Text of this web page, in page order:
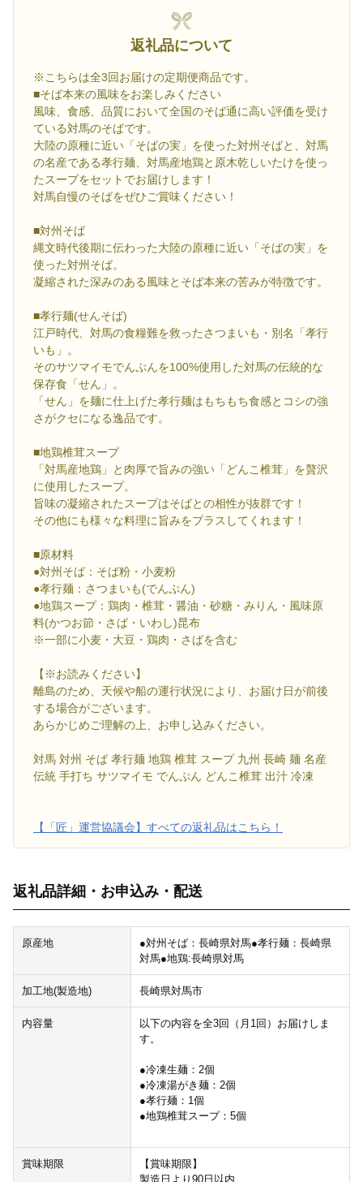
返礼品について
※こちらは全3回お届けの定期便商品です。
■そば本来の風味をお楽しみください
風味、食感、品質において全国のそば通に高い評価を受け
ている対馬のそばです。
大陸の原種に近い「そばの実」を使った対州そばと、対馬
の名産である孝行麺、対馬産地鶏と原木乾しいたけを使っ
たスープをセットでお届けします！
対馬自慢のそばをぜひご賞味ください！
■対州そば
縄文時代後期に伝わった大陸の原種に近い「そばの実」を
使った対州そば。
凝縮された深みのある風味とそば本来の苦みが特徴です。
■孝行麺(せんそば)
江戸時代、対馬の食糧難を救ったさつまいも・別名「孝行
いも」。
そのサツマイモでんぷんを100%使用した対馬の伝統的な
保存食「せん」。
「せん」を麺に仕上げた孝行麺はもちもち食感とコシの強
さがクセになる逸品です。
■地鶏椎茸スープ
「対馬産地鶏」と肉厚で旨みの強い「どんこ椎茸」を贅沢
に使用したスープ。
旨味の凝縮されたスープはそばとの相性が抜群です！
その他にも様々な料理に旨みをプラスしてくれます！
■原材料
●対州そば：そば粉・小麦粉
●孝行麺：さつまいも(でんぷん)
●地鶏スープ：鶏肉・椎茸・醤油・砂糖・みりん・風味原
料(かつお節・さば・いわし)昆布
※一部に小麦・大豆・鶏肉・さばを含む
【※お読みください】
離島のため、天候や船の運行状況により、お届け日が前後
する場合がございます。
あらかじめご理解の上、お申し込みください。
対馬 対州 そば 孝行麺 地鶏 椎茸 スープ 九州 長崎 麺 名産
伝統 手打ち サツマイモ でんぷん どんこ椎茸 出汁 冷凍
【「匠」運営協議会】すべての返礼品はこちら！
返礼品詳細・お申込み・配送
原産地
●対州そば：長崎県対馬●孝行麺：長崎県
対馬●地鶏:長崎県対馬
加工地(製造地) 長崎県対馬市
内容量
以下の内容を全3回（月1回）お届けしま
す。
●冷凍生麺：2個
●冷凍湯がき麺：2個
●孝行麺：1個
●地鶏椎茸スープ：5個
賞味期限
【賞味期限】
製造日より90日以内